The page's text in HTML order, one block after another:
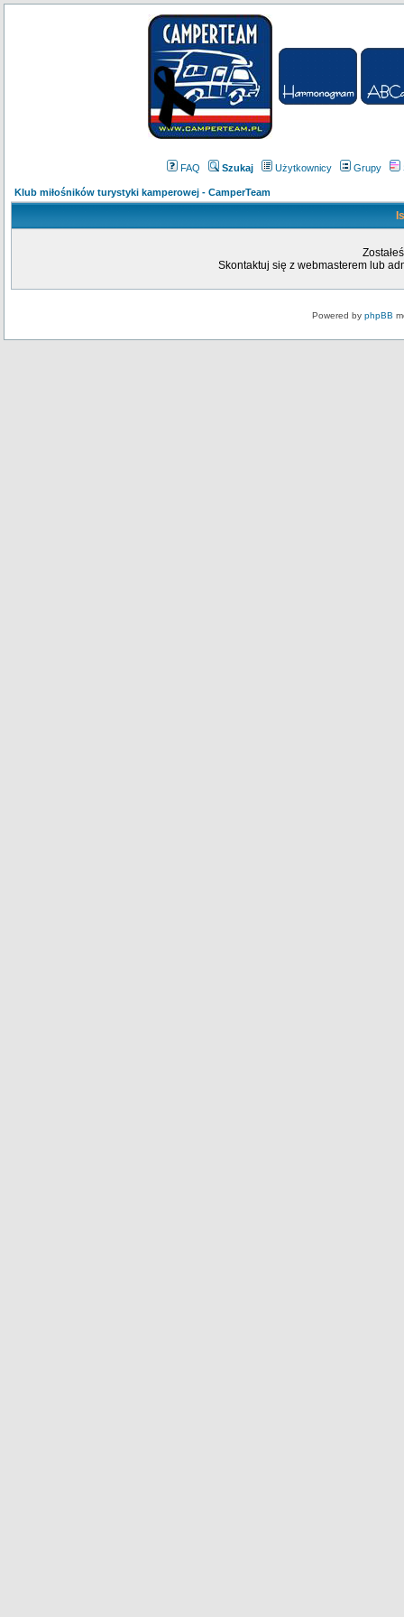
FAQ Szukaj Użytkownicy Grupy
Klub miłośników turystyki kamperowej - CamperTeam
Skontaktuj się z webmasterem lub
Powered by phpBB